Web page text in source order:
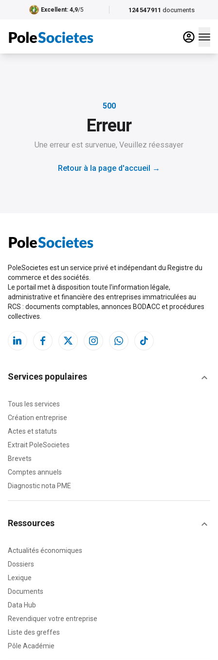
124 547 911 documents
Excellent: 4,9/5
500
Erreur
Une erreur est survenue, Veuillez réessayer
Retour à la page d'accueil →
PoleSocietes est un service privé et indépendant du Registre du
commerce et des sociétés.
Le portail met à disposition toute l'information légale,
administrative et financière des entreprises immatriculées au
RCS : documents comptables, annonces BODACC et procédures
collectives.
Services populaires
Tous les services
Création entreprise
Actes et statuts
Extrait PoleSocietes
Brevets
Comptes annuels
Diagnostic nota PME
Ressources
Actualités économiques
Dossiers
Lexique
Documents
Data Hub
Revendiquer votre entreprise
Liste des greffes
Pôle Académie